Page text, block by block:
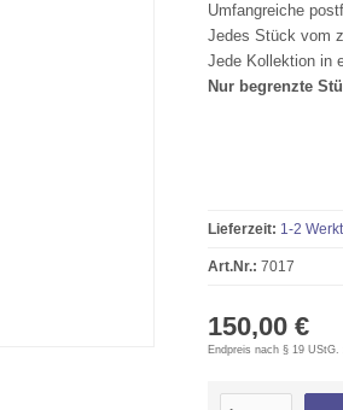
Umfangreiche
Jedes Stück vom
Jede Kollektion in
Nur begrenzte
Lieferzeit: 1-2
Art.Nr.: 7017
150,00 €
Endpreis nach § 19 UStG.